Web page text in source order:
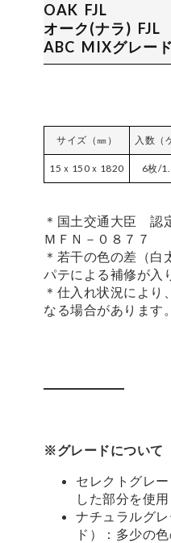
OAK FJL
オーク(ナラ) FJL
ABC MIXグレード
サイズ（㎜） 入数（
15ｘ150ｘ1820 6枚/
＊国土交通大臣
ＭＦＮ－０８７７
＊若干の色の差（白
パテによる補修が入
＊仕入れ状況によ
なる場合があります。
※グレードについて
セレクトグレ
した部分を使用
ナチュラルグ
ド）：多少の